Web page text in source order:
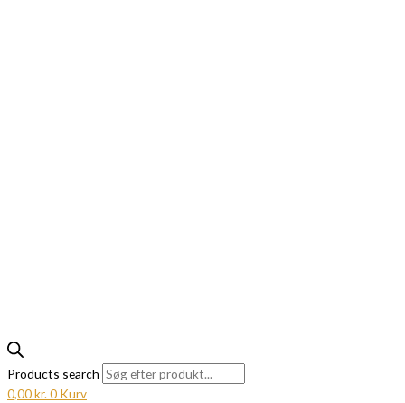
Products search
0,00kr.0 Kurv